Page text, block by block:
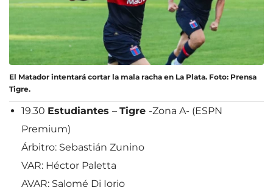
El Matador intentará cortar la mala racha en La Plata. Foto: Prensa
Tigre.
19.30 Estudiantes – Tigre -Zona A- (ESPN
Premium)
Árbitro: Sebastián Zunino
VAR: Héctor Paletta
AVAR: Salomé Di Iorio